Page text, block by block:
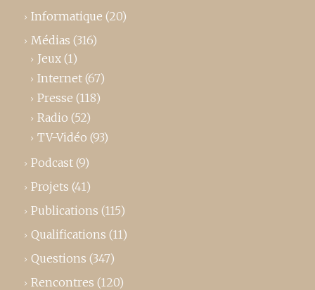
Informatique (20)
Médias (316)
Jeux (1)
Internet (67)
Presse (118)
Radio (52)
TV-Vidéo (93)
Podcast (9)
Projets (41)
Publications (115)
Qualifications (11)
Questions (347)
Rencontres (120)